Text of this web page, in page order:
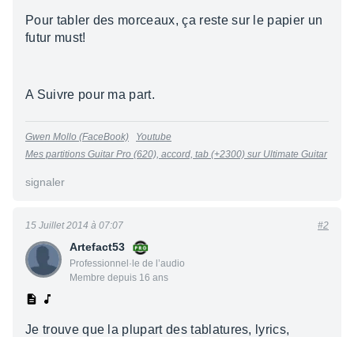
Pour tabler des morceaux, ça reste sur le papier un
futur must!
A Suivre pour ma part.
Gwen Mollo (FaceBook)
Youtube
Mes partitions Guitar Pro (620), accord, tab (+2300) sur Ultimate Guitar
signaler
Artefact53
Professionnel·le de l’audio
Membre depuis 16 ans
15 Juillet 2014 à 07:07 #2
Je trouve que la plupart des tablatures, lyrics,